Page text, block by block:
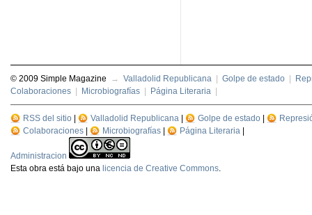
© 2009 Simple Magazine → Valladolid Republicana | Golpe de estado |
Colaboraciones | Microbiografías | Página Literaria |
RSS del sitio | Valladolid Republicana | Golpe de estado |
Colaboraciones | Microbiografías | Página Literaria |
Administracion
Esta obra está bajo una licencia de Creative Commons